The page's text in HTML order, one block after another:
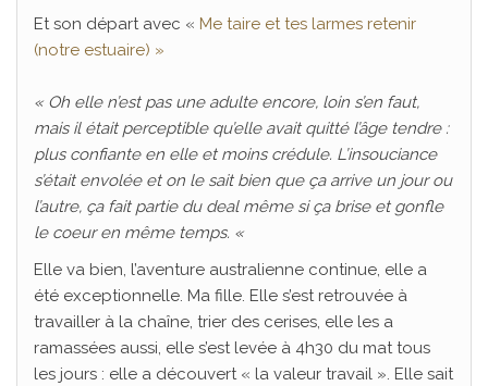
Et son départ avec « Me taire et tes larmes retenir
(notre estuaire) »
« Oh elle n’est pas une adulte encore, loin s’en faut,
mais il était perceptible qu’elle avait quitté l’âge tendre :
plus confiante en elle et moins crédule. L’insouciance
s’était envolée et on le sait bien que ça arrive un jour ou
l’autre, ça fait partie du deal même si ça brise et gonfle
le coeur en même temps. «
Elle va bien, l’aventure australienne continue, elle a
été exceptionnelle. Ma fille. Elle s’est retrouvée à
travailler à la chaîne, trier des cerises, elle les a
ramassées aussi, elle s’est levée à 4h30 du mat tous
les jours : elle a découvert « la valeur travail ». Elle sait